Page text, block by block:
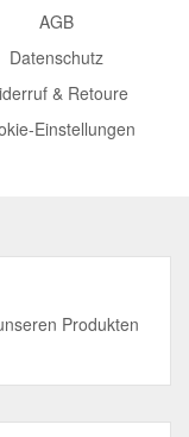
AGB
Datenschutz
& Retoure
Einstellungen
Produkten